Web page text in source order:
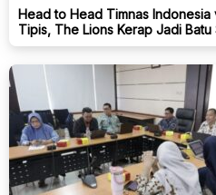
Head to Head Timnas Indonesia
Tipis, The Lions Kerap Jadi Batu